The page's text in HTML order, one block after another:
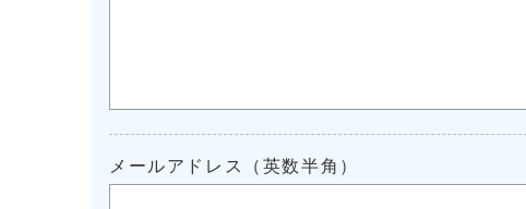
メールアドレス（英数半角）